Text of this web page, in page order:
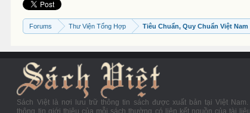
Forums Thư Viện Tổng Hợp Tiêu Chuẩn, Quy Chuẩn Việt Nam
Sách Việt là nơi lưu trữ thông tin sách được xuất bản tại Việt Nam.
thông tin giới thiệu của mỗi sách thường có liên kết nguồn của tài